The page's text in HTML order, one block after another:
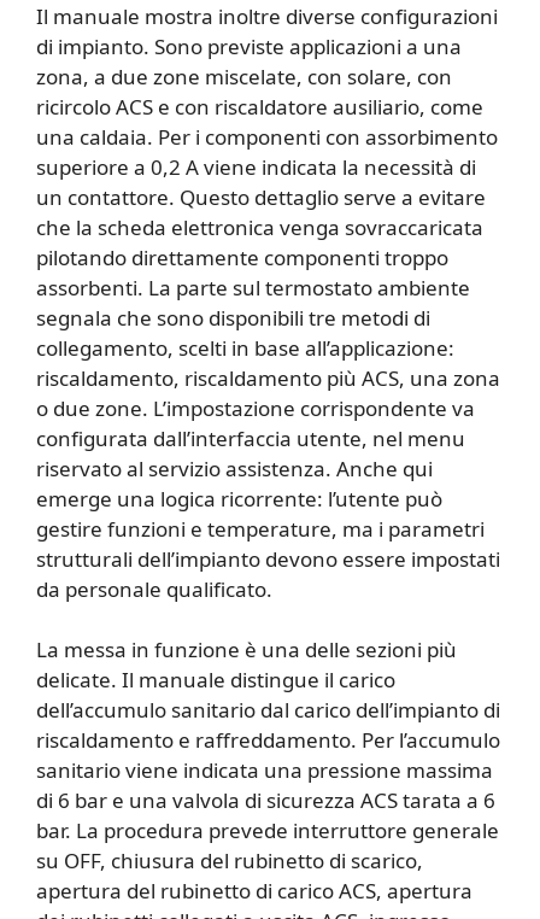
Il manuale mostra inoltre diverse configurazioni
di impianto. Sono previste applicazioni a una
zona, a due zone miscelate, con solare, con
ricircolo ACS e con riscaldatore ausiliario, come
una caldaia. Per i componenti con assorbimento
superiore a 0,2 A viene indicata la necessità di
un contattore. Questo dettaglio serve a evitare
che la scheda elettronica venga sovraccaricata
pilotando direttamente componenti troppo
assorbenti. La parte sul termostato ambiente
segnala che sono disponibili tre metodi di
collegamento, scelti in base all’applicazione:
riscaldamento, riscaldamento più ACS, una zona
o due zone. L’impostazione corrispondente va
configurata dall’interfaccia utente, nel menu
riservato al servizio assistenza. Anche qui
emerge una logica ricorrente: l’utente può
gestire funzioni e temperature, ma i parametri
strutturali dell’impianto devono essere impostati
da personale qualificato.
La messa in funzione è una delle sezioni più
delicate. Il manuale distingue il carico
dell’accumulo sanitario dal carico dell’impianto di
riscaldamento e raffreddamento. Per l’accumulo
sanitario viene indicata una pressione massima
di 6 bar e una valvola di sicurezza ACS tarata a 6
bar. La procedura prevede interruttore generale
su OFF, chiusura del rubinetto di scarico,
apertura del rubinetto di carico ACS, apertura